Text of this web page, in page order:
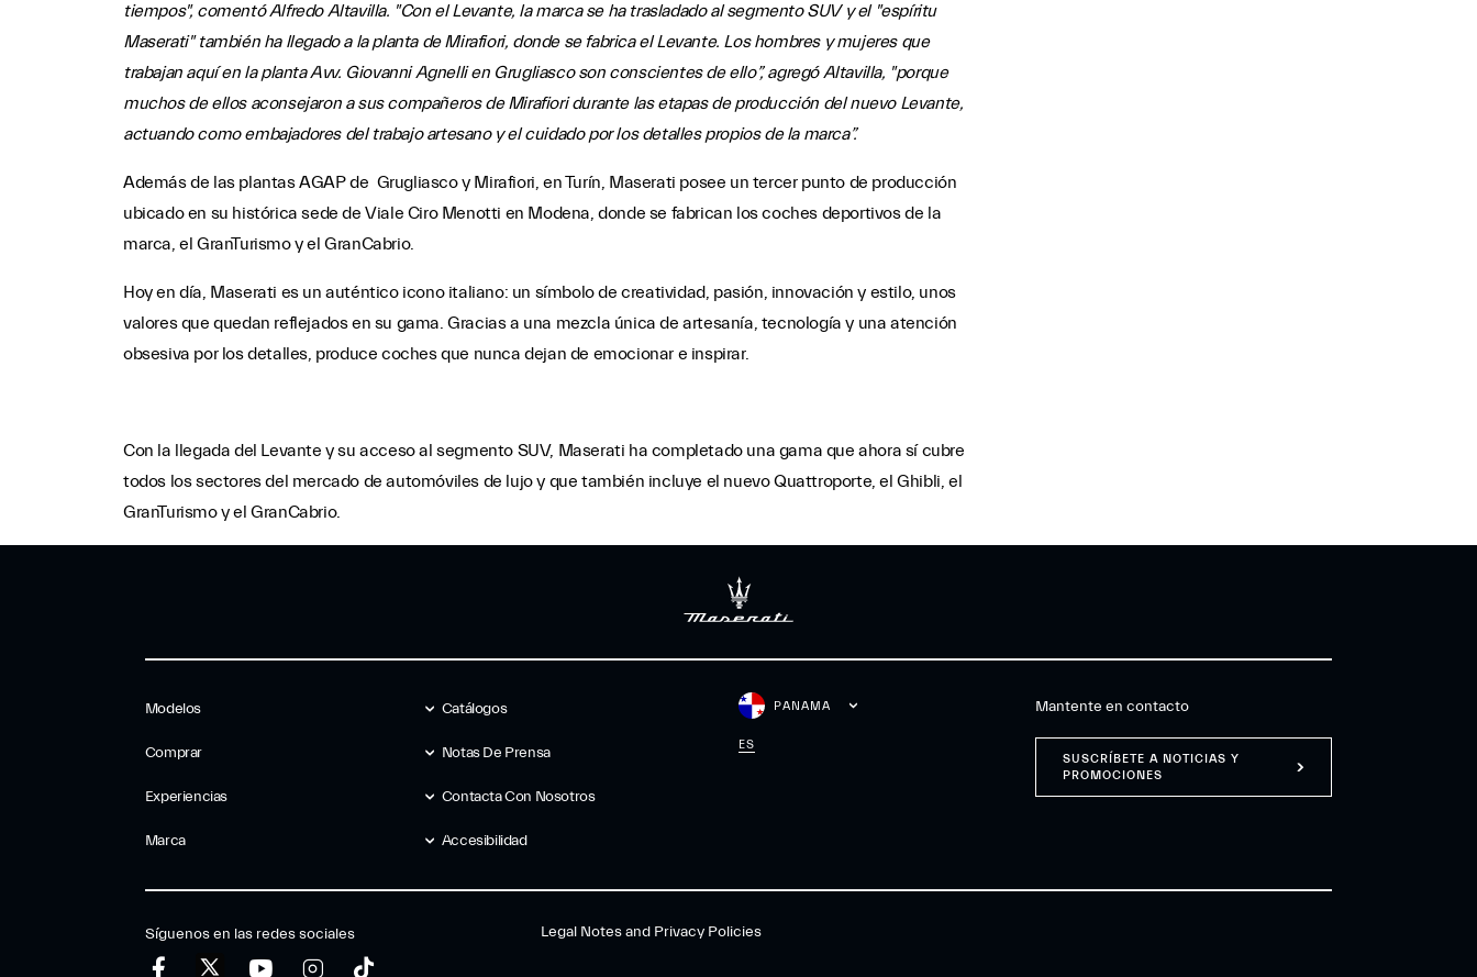
tiempos", comentó Alfredo Altavilla. "Con el Levante, la marca se ha trasladado al segmento SUV y el "espíritu
Maserati" también ha llegado a la planta de Mirafiori, donde se fabrica el Levante. Los hombres y mujeres que
trabajan aquí en la planta Avv. Giovanni Agnelli en Grugliasco son conscientes de ello”, agregó Altavilla, "porque
muchos de ellos aconsejaron a sus compañeros de Mirafiori durante las etapas de producción del nuevo Levante,
actuando como embajadores del trabajo artesano y el cuidado por los detalles propios de la marca”.
Además de las plantas AGAP de Grugliasco y Mirafiori, en Turín, Maserati posee un tercer punto de producción
ubicado en su histórica sede de Viale Ciro Menotti en Modena, donde se fabrican los coches deportivos de la
marca, el GranTurismo y el GranCabrio.
Hoy en día, Maserati es un auténtico icono italiano: un símbolo de creatividad, pasión, innovación y estilo, unos
valores que quedan reflejados en su gama. Gracias a una mezcla única de artesanía, tecnología y una atención
obsesiva por los detalles, produce coches que nunca dejan de emocionar e inspirar.
Con la llegada del Levante y su acceso al segmento SUV, Maserati ha completado una gama que ahora sí cubre
todos los sectores del mercado de automóviles de lujo y que también incluye el nuevo Quattroporte, el Ghibli, el
GranTurismo y el GranCabrio.
Modelos
Comprar
Experiencias
Marca
Catálogos
Notas De Prensa
Contacta Con Nosotros
Accesibilidad
PANAMA
ES
Mantente en contacto
SUSCRÍBETE A NOTICIAS Y
PROMOCIONES
Síguenos en las redes sociales Legal Notes and Privacy Policies